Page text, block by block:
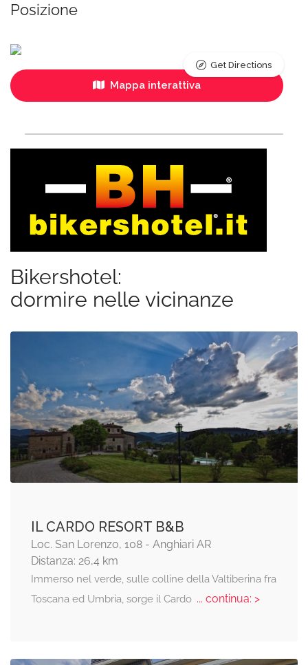
Posizione
Mappa interattiva
Get Directions
Bikershotel:
dormire nelle vicinanze
IL CARDO RESORT B&B
Loc. San Lorenzo, 108 - Anghiari AR
Distanza: 26,4 km
Immerso nel verde, sulle colline della Valtiberina fra
Toscana ed Umbria, sorge il Cardo... continua: >